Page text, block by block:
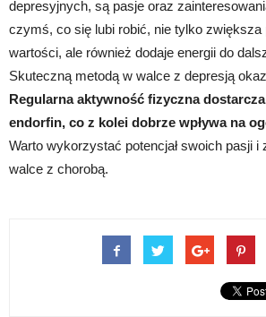
depresyjnych, są pasje oraz
czymś, co się lubi robić, nie tylko zwiększa
wartości, ale również dodaje energii do
Skuteczną metodą w walce z depresją
Regularna aktywność fizyczna
endorfin, co z kolei dobrze wpływa na
Warto wykorzystać potencjał swoich pasji i
walce z chorobą.